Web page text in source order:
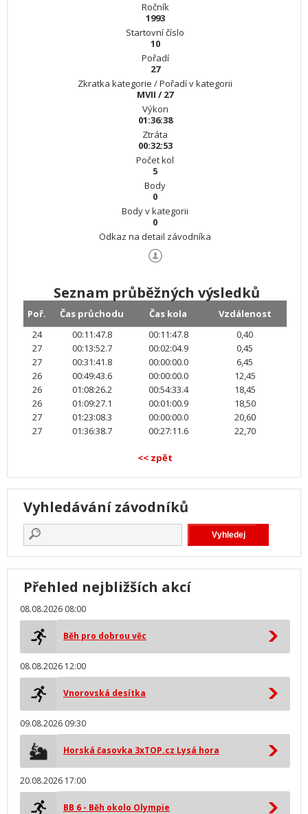
Ročník
1993
Startovní číslo
10
Pořadí
27
Zkratka kategorie / Pořadí v kategorii
MVII / 27
Výkon
01:36:38
Ztráta
00:32:53
Počet kol
5
Body
0
Body v kategorii
0
Odkaz na detail závodníka
Seznam průběžných výsledků
Poř. Čas průchodu Čas kola
Vzdálenost
24
00:11:47.8 00:11:47.8
0,40
27
00:13:52.7 00:02:04.9
0,45
27
00:31:41.8 00:00:00.0
6,45
26
00:49:43.6 00:00:00.0
12,45
26
01:08:26.2 00:54:33.4
18,45
26
01:09:27.1 00:01:00.9
18,50
27
01:23:08.3 00:00:00.0
20,60
27
01:36:38.7 00:27:11.6 22,70
<< zpět
Vyhledávání závodníků
Přehled nejbližších akcí
08.08.2026 08:00
Běh pro dobrou věc
08.08.2026 12:00
Vnorovská desítka
09.08.2026 09:30
Horská časovka 3xTOP.cz Lysá hora
20.08.2026 17:00
BB 6 - Běh okolo Olympie